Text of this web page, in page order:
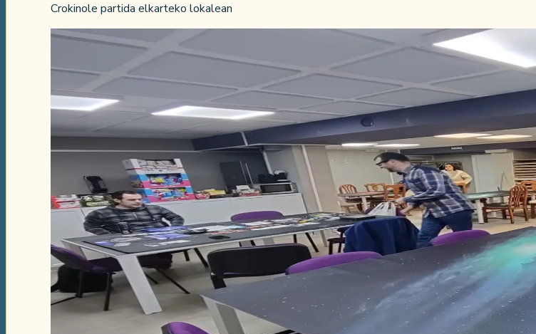
Crokinole partida elkarteko lokalean